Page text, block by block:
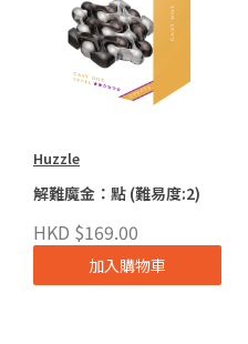
Huzzle
解難魔金：點 (難易度:2)
HKD $169.00
加入購物車